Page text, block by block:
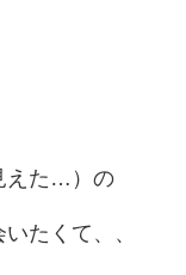
えた…）の
たくて、、